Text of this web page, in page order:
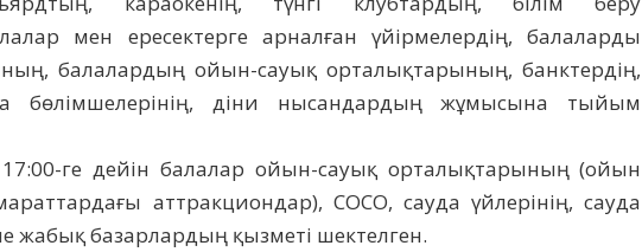
мен ересектерге арналған үйірмелердің, балаларды
балалардың ойын-сауық орталықтарының, банктердің,
бөлімшелерінің, діни нысандардың жұмысына тыйым
ге дейін балалар ойын-сауық орталықтарының (ойын
аттракциондар), СОСО, сауда үйлерінің, сауда
жабық базарлардың қызметі шектелген.